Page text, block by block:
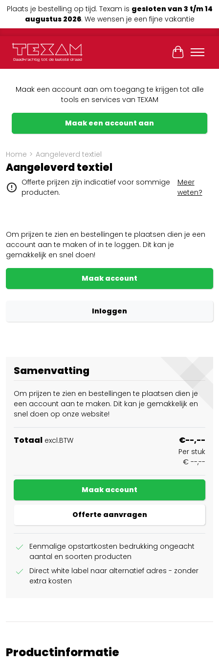
Plaats je bestelling op tijd. Texam is gesloten van 3 t/m 14
augustus 2026. We wensen je een fijne vakantie
Maak een account aan om toegang te krijgen tot alle
tools en services van TEXAM
Maak een account aan
Home > Aangeleverd textiel
Aangeleverd textiel
Offerte prijzen zijn indicatief voor sommige
producten.
Meer
weten?
Om prijzen te zien en bestellingen te plaatsen dien je een
account aan te maken of in te loggen. Dit kan je
gemakkelijk en snel doen!
Maak account
Inloggen
Samenvatting
Om prijzen te zien en bestellingen te plaatsen dien je
een account aan te maken. Dit kan je gemakkelijk en
snel doen op onze website!
Totaal excl.BTW €--,--
Per stuk
€ --,--
Maak account
Offerte aanvragen
check
Eenmalige opstartkosten bedrukking ongeacht
aantal en soorten producten
check
Direct white label naar alternatief adres - zonder
extra kosten
Productinformatie